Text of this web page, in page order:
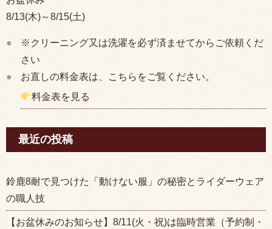
8/13(木)～8/15(土)
※クリーニング又は洗濯を必ず済ませてからご依頼くだ
さい
お直しの料金表は、こちらをご覧ください。
料金表を見る
最近の投稿
鈴鹿8耐で見つけた「動けない服」の秘密とライダーウェア
の職人技
【お盆休みのお知らせ】8/11(火・祝)は臨時営業（予約制・